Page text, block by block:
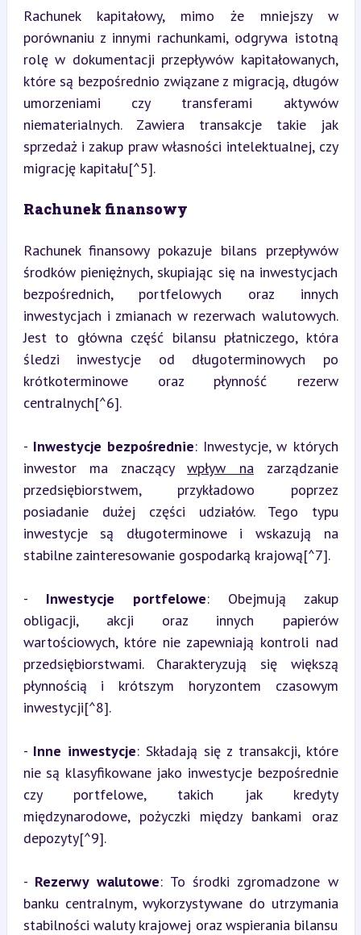
Rachunek kapitałowy, mimo że mniejszy w
porównaniu z innymi rachunkami, odgrywa istotną
rolę w dokumentacji przepływów kapitałowanych,
które są bezpośrednio związane z migracją, długów
umorzeniami czy transferami aktywów
niematerialnych. Zawiera transakcje takie jak
sprzedaż i zakup praw własności intelektualnej, czy
migrację kapitału[^5].
Rachunek finansowy
Rachunek finansowy pokazuje bilans przepływów
środków pieniężnych, skupiając się na inwestycjach
bezpośrednich, portfelowych oraz innych
inwestycjach i zmianach w rezerwach walutowych.
Jest to główna część bilansu płatniczego, która
śledzi inwestycje od długoterminowych po
krótkoterminowe oraz płynność rezerw
centralnych[^6].
- Inwestycje bezpośrednie: Inwestycje, w których
inwestor ma znaczący wpływ na zarządzanie
przedsiębiorstwem, przykładowo poprzez
posiadanie dużej części udziałów. Tego typu
inwestycje są długoterminowe i wskazują na
stabilne zainteresowanie gospodarką krajową[^7].
- Inwestycje portfelowe: Obejmują zakup
obligacji, akcji oraz innych papierów
wartościowych, które nie zapewniają kontroli nad
przedsiębiorstwami. Charakteryzują się większą
płynnością i krótszym horyzontem czasowym
inwestycji[^8].
- Inne inwestycje: Składają się z transakcji, które
nie są klasyfikowane jako inwestycje bezpośrednie
czy portfelowe, takich jak kredyty
międzynarodowe, pożyczki między bankami oraz
depozyty[^9].
- Rezerwy walutowe: To środki zgromadzone w
banku centralnym, wykorzystywane do utrzymania
stabilności waluty krajowej oraz wspierania bilansu